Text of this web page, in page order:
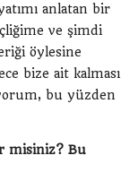
anlatan bir
ve şimdi
öylesine
bize ait kalması
bu yüzden
misiniz? Bu